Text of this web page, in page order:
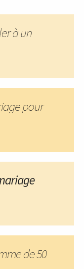
à un
pour
de 50